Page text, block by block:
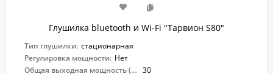
Глушилка bluetooth и Wi-Fi "Тарвион S80"
Тип глушилки: стационарная
Регулировка мощности: Нет
Общая выходная мощность (Вт): 30